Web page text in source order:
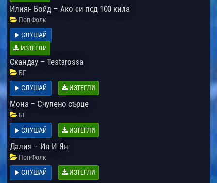
Илиян Бойд – Ако си под 100 кила
Поп-Фолк
СЛУШАЙ
ИЗТЕГЛИ
Скандау – Testarossa
БГ
СЛУШАЙ
ИЗТЕГЛИ
Мона – Счупено сърце
БГ
СЛУШАЙ
ИЗТЕГЛИ
Далия – Ин И Ян
Поп-Фолк
СЛУШАЙ
ИЗТЕГЛИ